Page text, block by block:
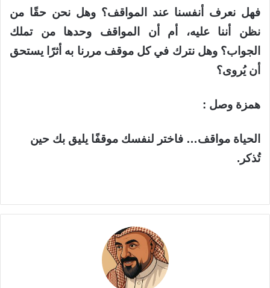
فهل نعرف أنفسنا عند المواقف؟ وهل نحن حقًا من
نظن أننا عليه، أم أن المواقف وحدها من تملك
الجواب؟وهل نترك في كل موقف مررنا به أثرًا يستحق
أن يُروى؟
همزة وصل :
الحياة مواقف… فاختر لنفسك موقفًا يليق بك حين
تُذكر.